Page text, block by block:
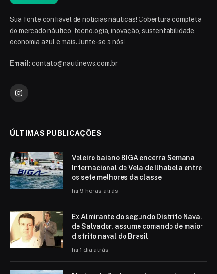
Sua fonte confiável de notícias náuticas! Cobertura completa
do mercado náutico, tecnologia, inovação, sustentabilidade,
economia azul e mais. Junte-se a nós!
Email: contato@nautinews.com.br
Instagram
ÚLTIMAS PUBLICAÇÕES
Veleiro baiano BIGA encerra Semana
Internacional de Vela de Ilhabela entre
os sete melhores da classe
há 9 horas atrás
Ex Almirante do segundo Distrito Naval
de Salvador, assume comando de maior
distrito naval do Brasil
há 1 dia atrás